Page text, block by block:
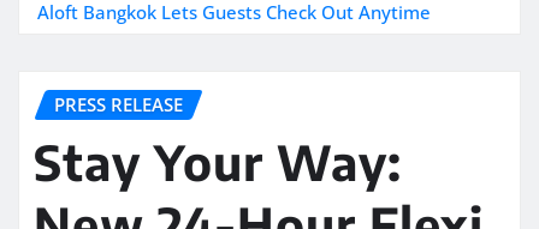
Aloft Bangkok Lets Guests Check Out Anytime
PRESS RELEASE
Stay Your Way: